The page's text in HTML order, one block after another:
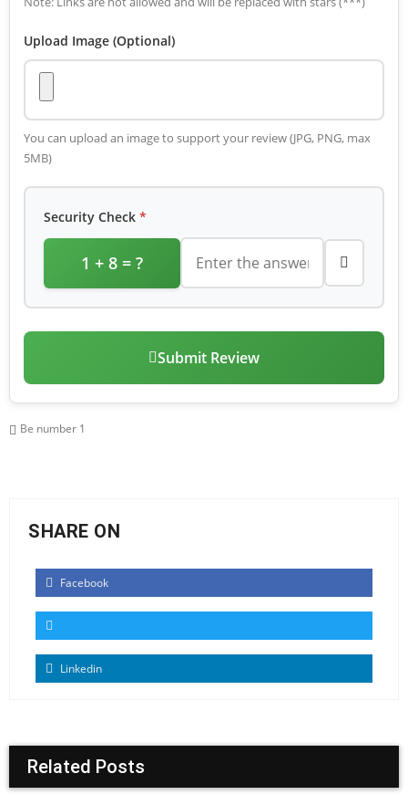
Upload Image (Optional)
You can upload an image to support your review (JPG, PNG, max
5MB)
Security Check *
1 + 8 = ?
Submit Review
Be number 1
SHARE ON
Facebook
Linkedin
Related Posts